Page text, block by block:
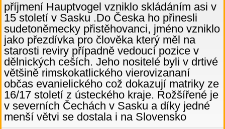
příjmení Hauptvogel vzniklo skládáním asi v
15 století v Sasku .Do Česka ho přinesli
sudetoněmecky přistěhovanci, jméno vzniklo
jako přezdívka pro člověka který měl na
starosti reviry případně vedoucí pozice v
dělnických ceších. Jeho nositelé byli v drtivé
většině rimskokatlického vierovizananí
občas evanielického což dokazují matriky ze
16/17 století z ústeckého kraje. Rožšířené je
v severních Čechách v Sasku a díky jedné
menší větvi se dostala i na Slovensko